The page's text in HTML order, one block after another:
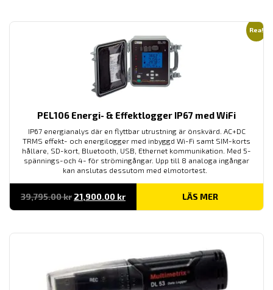
Rea!
PEL106 Energi- & Effektlogger IP67 med WiFi
IP67 energianalys där en flyttbar utrustning är önskvärd. AC+DC
TRMS effekt- och energilogger med inbyggd Wi-Fi samt SIM-korts
hållare, SD-kort, Bluetooth, USB, Ethernet kommunikation. Med 5-
spännings-och 4- för strömingångar. Upp till 8 analoga ingångar
kan anslutas dessutom med elmotortest.
39,795.00kr Det
ursprungliga
priset
21,900.00 krDet
nuvarande
priset
LÄS MER